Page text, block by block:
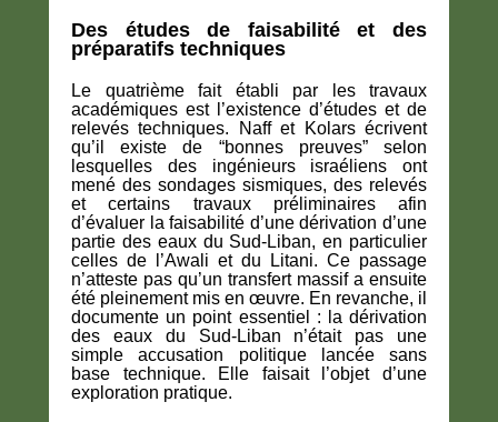
Des études de faisabilité et des
préparatifs techniques
Le quatrième fait établi par les travaux
académiques est l’existence d’études et de
relevés techniques. Naff et Kolars écrivent
qu’il existe de “bonnes preuves” selon
lesquelles des ingénieurs israéliens ont
mené des sondages sismiques, des relevés
et certains travaux préliminaires afin
d’évaluer la faisabilité d’une dérivation d’une
partie des eaux du Sud-Liban, en particulier
celles de l’Awali et du Litani. Ce passage
n’atteste pas qu’un transfert massif a ensuite
été pleinement mis en œuvre. En revanche, il
documente un point essentiel : la dérivation
des eaux du Sud-Liban n’était pas une
simple accusation politique lancée sans
base technique. Elle faisait l’objet d’une
exploration pratique.